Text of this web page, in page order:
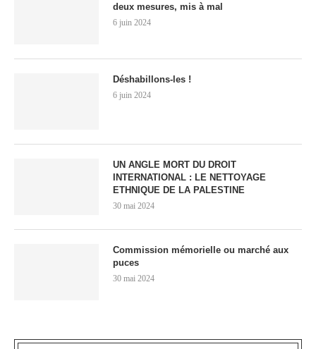
deux mesures, mis à mal
6 juin 2024
Déshabillons-les !
6 juin 2024
UN ANGLE MORT DU DROIT
INTERNATIONAL : LE NETTOYAGE
ETHNIQUE DE LA PALESTINE
30 mai 2024
Commission mémorielle ou marché aux
puces
30 mai 2024